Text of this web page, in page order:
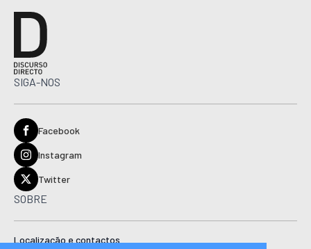
SIGA-NOS
Facebook
Instagram
Twitter
SOBRE
Localização e contactos